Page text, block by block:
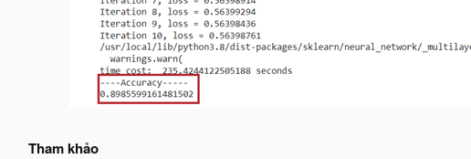
Tham khảo